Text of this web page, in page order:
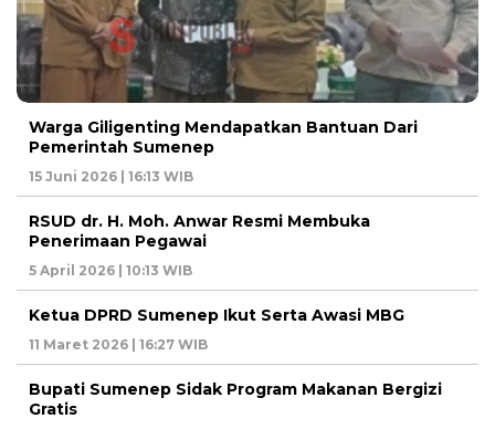
Warga Giligenting Mendapatkan Bantuan Dari
Pemerintah Sumenep
15 Juni 2026 | 16:13 WIB
RSUD dr. H. Moh. Anwar Resmi Membuka
Penerimaan Pegawai
5 April 2026 | 10:13 WIB
Ketua DPRD Sumenep Ikut Serta Awasi MBG
11 Maret 2026 | 16:27 WIB
Bupati Sumenep Sidak Program Makanan Bergizi
Gratis